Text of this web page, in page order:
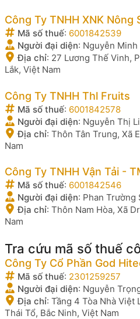
Công Ty TNHH XNK Nông
Mã số thuế: 6001842539
Người đại diện: Nguyễn Minh
Địa chỉ: 27 Lương Thế Vinh,
Lắk, Việt Nam
Công Ty TNHH Thl Fruits
Mã số thuế: 6001842578
Người đại diện: Nguyễn Thị
Địa chỉ: Thôn Tân Trung, Xã
Nam
Công Ty TNHH Vận Tải -
Mã số thuế: 6001842546
Người đại diện: Phan Trường
Địa chỉ: Thôn Nam Hòa, Xã
Nam
Tra cứu mã số thuế
Công Ty Cổ Phần God
Mã số thuế: 2301259257
Người đại diện: Nguyễn
Địa chỉ: Tầng 4 Tòa Nhà Việt
Thái Tổ, Bắc Ninh, Việt Nam